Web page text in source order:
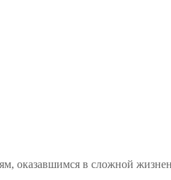
оказавшимся в сложной